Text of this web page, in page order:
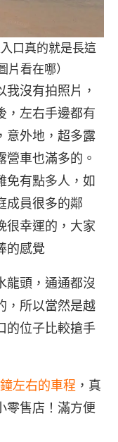
口真的就是長這
看在哪）
沒有拍照片，
，左右手邊都有
意外地，超多露
車也滿多的。
免有點多人，如
成員很多的鄰
很幸運的，大家
的感覺
龍頭，通通都沒
，所以當然是越
的位子比較搶手
左右的車程 ，真
零售店！滿方便